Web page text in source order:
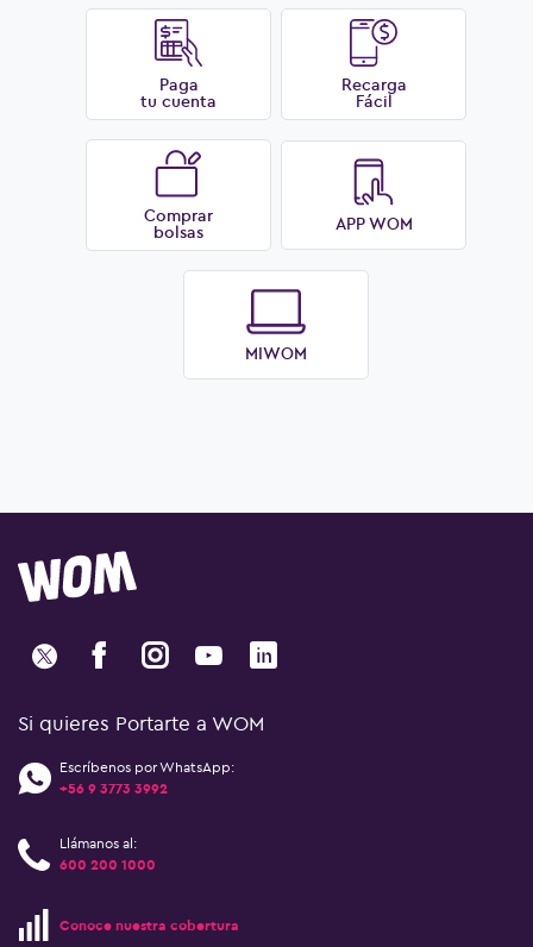
Paga
tu cuenta
Recarga
Fácil
Comprar
bolsas APP WOM
MIWOM
Si quieres Portarte a WOM
Escríbenos por WhatsApp:
+56 9 3773 3992
Llámanos al:
600 200 1000
Conoce nuestra cobertura